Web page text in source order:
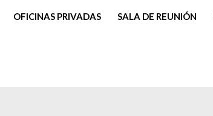
OFICINAS PRIVADAS SALA DE REUNIÓN